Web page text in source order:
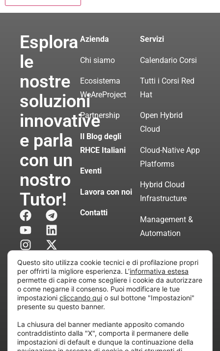
Esplora
le
nostre
soluzioni
innovative
e parla
con un
nostro
Tutor!
Azienda
Chi siamo
Ecosistema
WeAreProject
Partnership
Il Blog degli
RHCE Italiani
Eventi
Lavora con noi
Contatti
Servizi
Calendario Corsi
Tutti i Corsi Red
Hat
Open Hybrid
Cloud
Cloud-Native App
Platforms
Hybrid Cloud
Infrastructure
Management &
Automation
Servizi di
Consulenza
Certificata
all’attività di direzione e coordinamento di “Project
Informatica”
Questo sito utilizza cookie tecnici e di profilazione propri
per offrirti la migliore esperienza. L’informativa estesa
permette di capire come scegliere i cookie da autorizzare
o come negarne il consenso. Puoi modificare le tue
impostazioni cliccando qui o sul bottone "Impostazioni"
presente su questo banner.
La chiusura del banner mediante apposito comando
contraddistinto dalla "X", comporta il permanere delle
impostazioni di default e dunque la continuazione della